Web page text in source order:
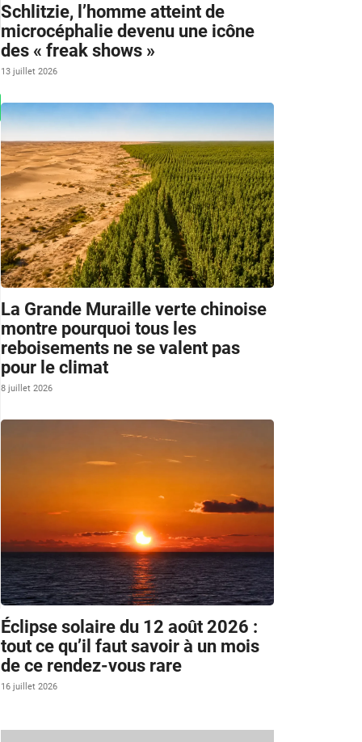
Schlitzie, l’homme atteint de
microcéphalie devenu une icône
des « freak shows »
13 juillet 2026
La Grande Muraille verte chinoise
montre pourquoi tous les
reboisements ne se valent pas
pour le climat
8 juillet 2026
Éclipse solaire du 12 août 2026 :
tout ce qu’il faut savoir à un mois
de ce rendez-vous rare
16 juillet 2026